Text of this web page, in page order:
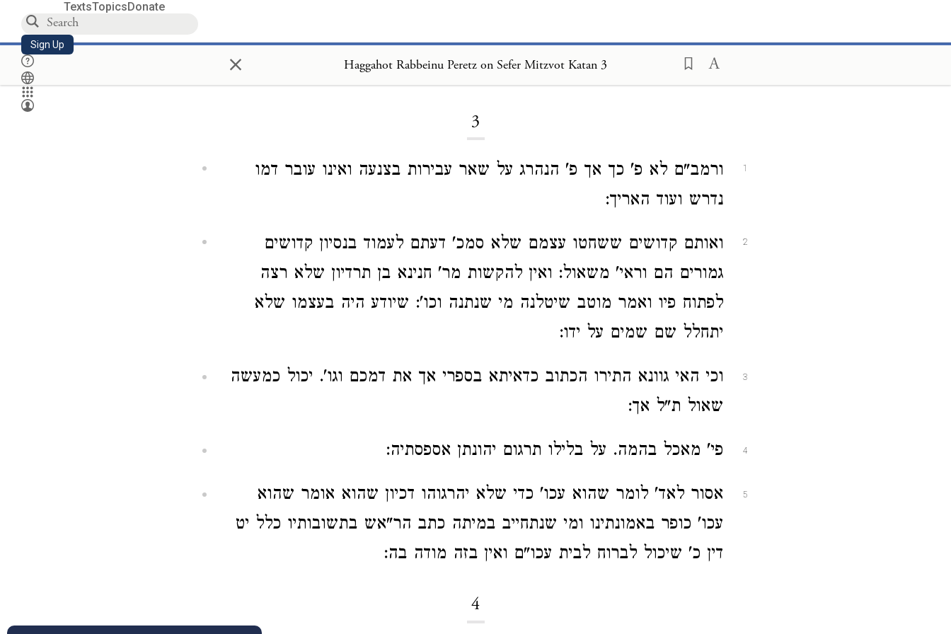
TextsTopicsDonate
Sign Up × Haggahot Rabbeinu Peretz on Sefer Mitzvot Katan 3
3
1
ורמב"ם לא פ' כך אך פ' הנהרג על שאר עבירות בצנעה ואינו עובר דמו
נדרש ועוד האריך:
2
ואותם קדושים ששחטו עצמם שלא סמכ' דעתם לעמוד בנסיון קדושים
גמורים הם וראי' משאול: ואין להקשות מר' חנינא בן תרדיון שלא רצה
לפתוח פיו ואמר מוטב שיטלנה מי שנתנה וכו': שיודע היה בעצמו שלא
יתחלל שם שמים על ידו:
3
וכי האי גוונא התירו הכתוב כדאיתא בספרי אך את דמכם וגו'. יכול כמעשה
שאול ת"ל אך:
4 פי' מאכל בהמה. על בלילו תרגום יהונתן אספסתיה:
5
אסור לאד' לומר שהוא עכו' כדי שלא יהרגוהו דכיון שהוא אומר שהוא
עכו' כופר באמונתינו ומי שנתחייב במיתה כתב הר"אש בתשובותיו כלל יט
דין כ' שיכול לברוח לבית עכו"ם ואין בזה מודה בה:
4